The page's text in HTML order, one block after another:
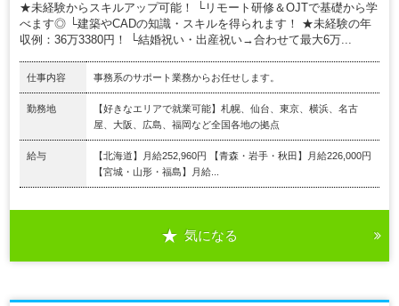
★未経験からスキルアップ可能！ └リモート研修＆OJTで基礎から学
べます◎ └建築やCADの知識・スキルを得られます！ ★未経験の年
収例：36万3380円！ └結婚祝い・出産祝い→合わせて最大6万...
仕事内容 事務系のサポート業務からお任せします。
勤務地
【好きなエリアで就業可能】札幌、仙台、東京、横浜、名古
屋、大阪、広島、福岡など全国各地の拠点
給与
【北海道】月給252,960円 【青森・岩手・秋田】月給226,000円
【宮城・山形・福島】月給...
気になる